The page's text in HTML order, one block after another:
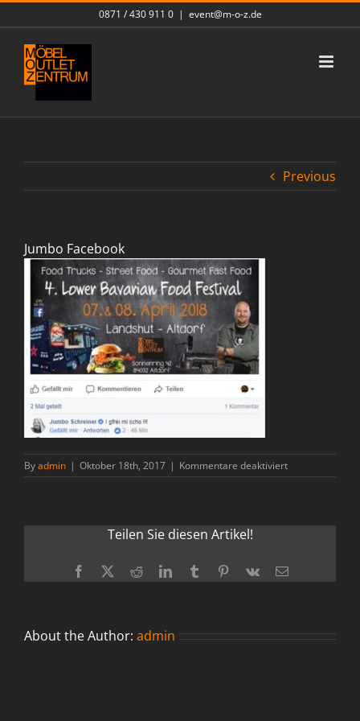
Skip
content
0871 / 430 911 0 | event@m-o-z.de
Previous
Jumbo Facebook
Byadmin | Oktober 18th, 2017 | Kommentare deaktiviertfür
Jumbo
Teilen Sie diesen Artikel!
Facebook
X RedditLinkedInTumblrPinterest
Vk Email
About the Author: admin